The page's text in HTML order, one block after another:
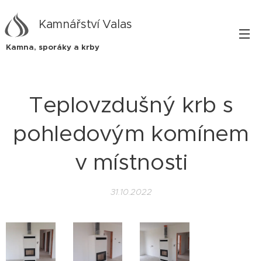
Kamnářství Valas
Kamna, sporáky a krby
Teplovzdušný krb s
pohledovým komínem
v místnosti
31.10.2022